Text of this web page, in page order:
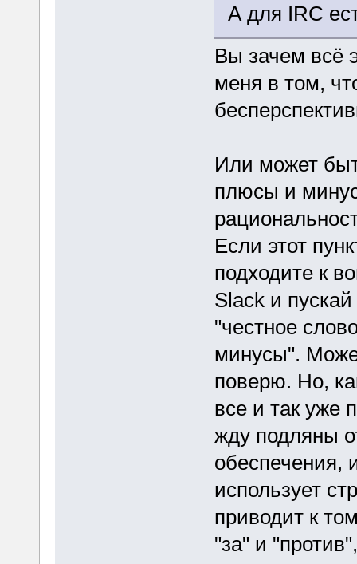
А для IRC
Вы зачем всё
меня в том,
Или может
плюсы и
Если этот
подходите к
Slack и
"честное
минусы".
поверю. Но,
все и так уже
жду подляны
обеспечения,
использует
приводит к
"за" и